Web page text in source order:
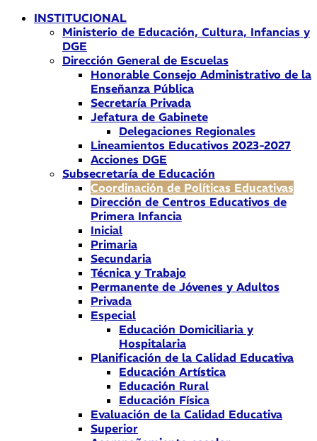
INSTITUCIONAL
Ministerio de Educación, Cultura, Infancias y
DGE
Dirección General de Escuelas
Honorable Consejo Administrativo de la
Enseñanza Pública
Secretaría Privada
Jefatura de Gabinete
Delegaciones Regionales
Lineamientos Educativos 2023-2027
Acciones DGE
Subsecretaría de Educación
Coordinación de Políticas Educativas
Dirección de Centros Educativos de
Primera Infancia
Inicial
Primaria
Secundaria
Técnica y Trabajo
Permanente de Jóvenes y Adultos
Privada
Especial
Educación Domiciliaria y
Hospitalaria
Planificación de la Calidad Educativa
Educación Artística
Educación Rural
Educación Física
Evaluación de la Calidad Educativa
Superior